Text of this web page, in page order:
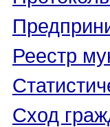
Реестр
Сход